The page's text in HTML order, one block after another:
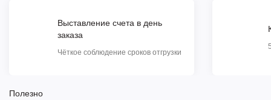
Выставление счета в день
заказа
Чёткое соблюдение сроков отгрузки
Полезно